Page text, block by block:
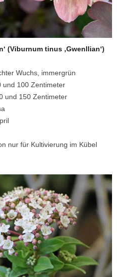
(Viburnum tinus ‚Gwenllian‘)
Wuchs, immergrün
und 100 Zentimeter
und 150 Zentimeter
nur für Kultivierung im Kübel